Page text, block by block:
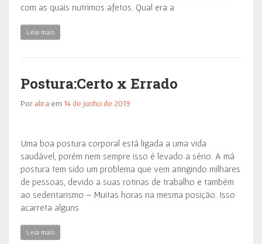
com as quais nutrimos afetos. Qual era a
Leia mais
Postura:Certo x Errado
Por alira em 14 de junho de 2019
Uma boa postura corporal está ligada a uma vida
saudável, porém nem sempre isso é levado a sério. A má
postura tem sido um problema que vem atingindo milhares
de pessoas, devido a suas rotinas de trabalho e também
ao sedentarismo – Muitas horas na mesma posição. Isso
acarreta alguns
Leia mais